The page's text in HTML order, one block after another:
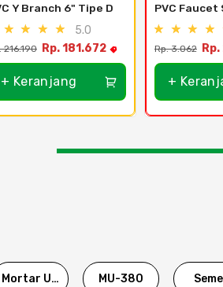
Y Branch 6" Tipe D
5.0
216.190 Rp. 181.672
+ Keranjang
PVC Faucet
(SDD) 1/2"
Rp. 3.062
+
Mortar Utama MU-380